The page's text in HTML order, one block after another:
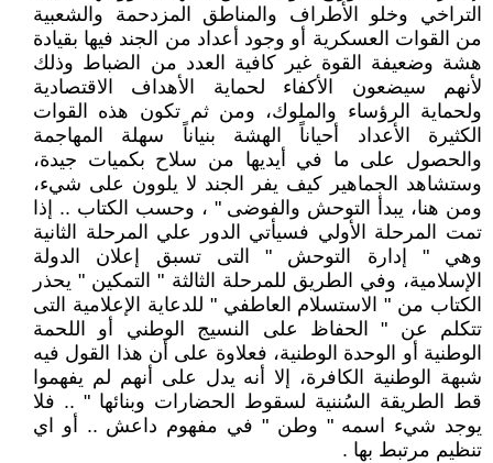
التراخي وخلو الأطراف والمناطق المزدحمة والشعبية
من القوات العسكرية أو وجود أعداد من الجند فيها بقيادة
هشة وضعيفة القوة غير كافية العدد من الضباط وذلك
لأنهم سيضعون الأكفاء لحماية الأهداف الاقتصادية
ولحماية الرؤساء والملوك، ومن ثم تكون هذه القوات
الكثيرة الأعداد أحياناً الهشة بنياناً سهلة المهاجمة
والحصول على ما في أيديها من سلاح بكميات جيدة،
وستشاهد الجماهير كيف يفر الجند لا يلوون على شيء،
ومن هنا، يبدأ التوحش والفوضى " ، وحسب الكتاب .. إذا
تمت المرحلة الأولي فسيأتي الدور علي المرحلة الثانية
وهي " إدارة التوحش " التى تسبق إعلان الدولة
الإسلامية، وفي الطريق للمرحلة الثالثة " التمكين " يحذر
الكتاب من " الاستسلام العاطفي " للدعاية الإعلامية التى
تتكلم عن " الحفاظ على النسيج الوطني أو اللحمة
الوطنية أو الوحدة الوطنية، فعلاوة على أن هذا القول فيه
شبهة الوطنية الكافرة، إلا أنه يدل على أنهم لم يفهموا
قط الطريقة السُننية لسقوط الحضارات وبنائها " .. فلا
يوجد شيء اسمه " وطن " في مفهوم داعش .. أو اي
تنظيم مرتبط بها .